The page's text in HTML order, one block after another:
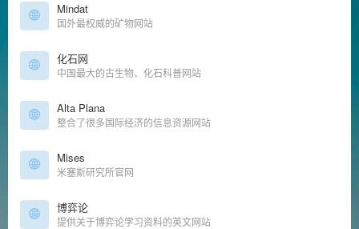
Mindat
国外最权威的矿物网站
化石网
中国最大的古生物、化石科普网站
Alta Plana
整合了很多国际经济的信息资源网站
Mises
米塞斯研究所官网
博弈论
提供关于博弈论学习资料的英文网站